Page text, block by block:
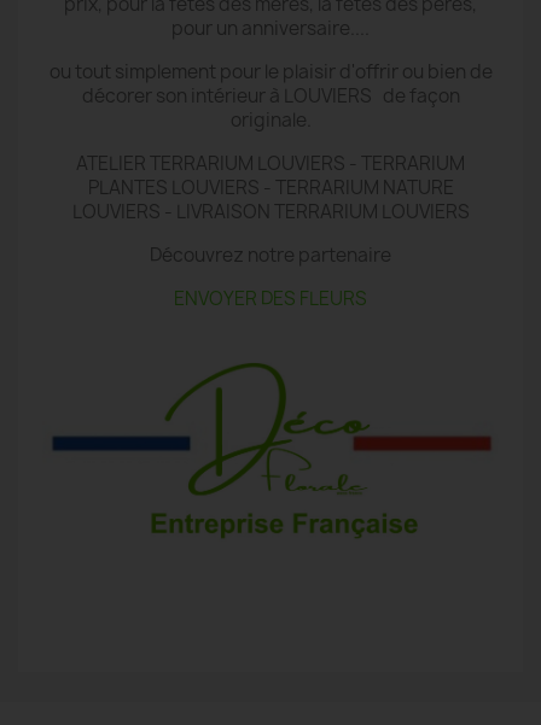
pour un anniversaire....
ou tout simplement pour le plaisir d'offrir ou bien de
décorer son intérieur à LOUVIERS de façon
originale.
ATELIER TERRARIUM LOUVIERS - TERRARIUM
PLANTES LOUVIERS - TERRARIUM NATURE
LOUVIERS - LIVRAISON TERRARIUM LOUVIERS
Découvrez notre partenaire
ENVOYER DES FLEURS